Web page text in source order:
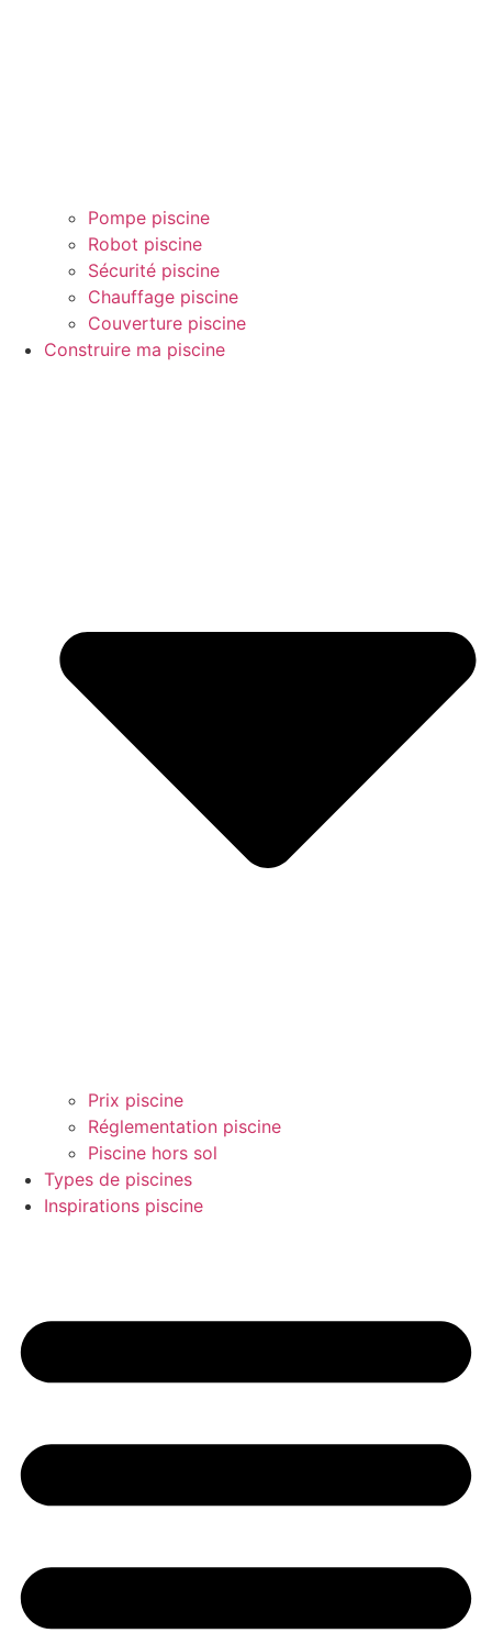
Pompe piscine
Robot piscine
Sécurité piscine
Chauffage piscine
Couverture piscine
Construire ma piscine
Prix piscine
Réglementation piscine
Piscine hors sol
Types de piscines
Inspirations piscine